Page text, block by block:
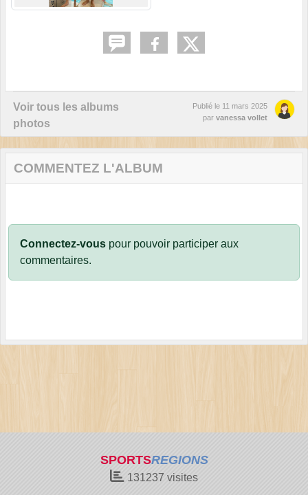
Voir tous les albums
photos
Publié le 11 mars 2025
par vanessa vollet
COMMENTEZ L'ALBUM
Connectez-vous pour pouvoir participer aux
commentaires.
SPORTSREGIONS
131237 visites